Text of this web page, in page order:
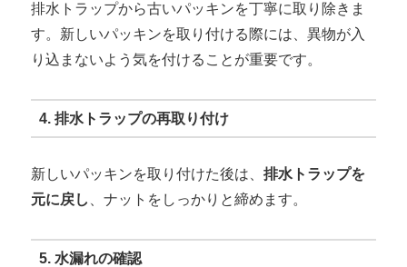
排水トラップから古いパッキンを丁寧に取り除きま
す。新しいパッキンを取り付ける際には、異物が入
り込まないよう気を付けることが重要です。
4. 排水トラップの再取り付け
新しいパッキンを取り付けた後は、 排水トラップを
元に戻し 、ナットをしっかりと締めます。
5. 水漏れの確認